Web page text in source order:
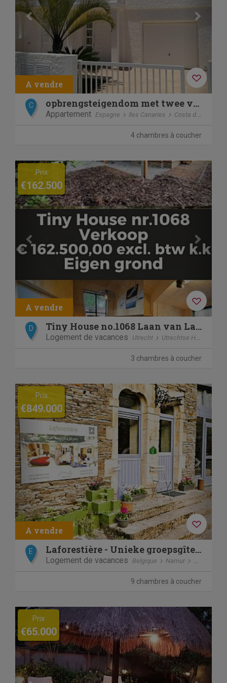
C opbrengsteigendom met twee volwaardige appartementen.
Appartement Espagne Iles Canaries Costa del Silencio
4 chambres à coucher
Previous Next
Prix
€162.500
D Tiny House no.1068 Laan van Laag Kanje 1 Maarn
Logement de vacances Utrecht Utrechtse Heuvelrug
3 chambres à coucher
Previous Next
Prix
€849.000
E Laforestière - Unieke groepsgîte met privéwoning in het h
Logement de vacances Belgique Namur Vresse-
9 chambres à coucher
Previous Next
Prix
€65.000